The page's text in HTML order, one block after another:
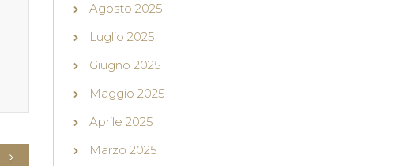
Agosto 2025
Luglio 2025
Giugno 2025
Maggio 2025
Aprile 2025
Marzo 2025